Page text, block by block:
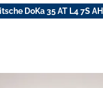
DoKa 35 AT L4 7S